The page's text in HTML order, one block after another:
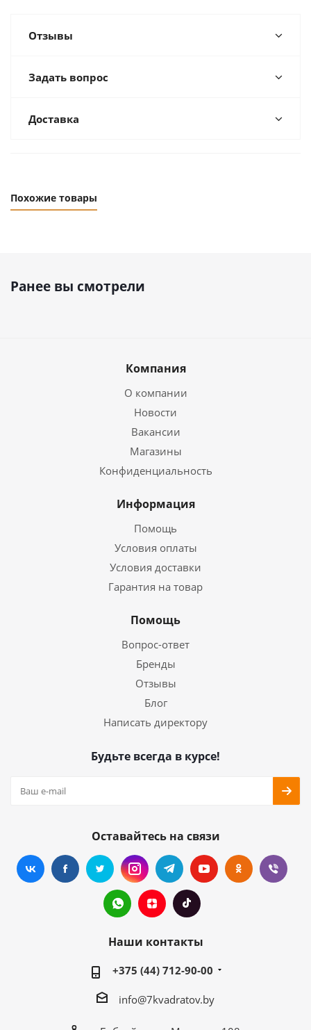
Отзывы
Задать вопрос
Доставка
Похожие товары
Ранее вы смотрели
Компания
О компании
Новости
Вакансии
Магазины
Конфиденциальность
Информация
Помощь
Условия оплаты
Условия доставки
Гарантия на товар
Помощь
Вопрос-ответ
Бренды
Отзывы
Блог
Написать директору
Будьте всегда в курсе!
Оставайтесь на связи
Наши контакты
+375 (44) 712-90-00
info@7kvadratov.by